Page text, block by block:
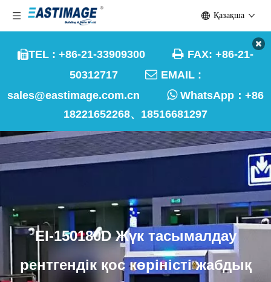
TEL : +86-21-33909300  FAX: +86-21-
50312717  EMAIL :
sales@eastimage.com.cn
WhatsApp： +86
18221652268、18516681297
Қазақша
EI-150180D Жүк тасымалдау
рентгендік қос көріністі жабдық